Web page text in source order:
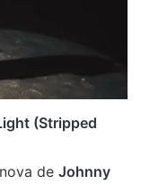
(Stripped
de Johnny